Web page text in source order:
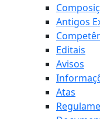
Antigos
Editais
Avisos
Atas